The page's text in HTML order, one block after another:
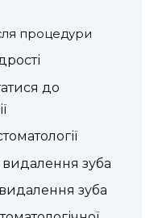
процедури
до
видалення зуба
зуба